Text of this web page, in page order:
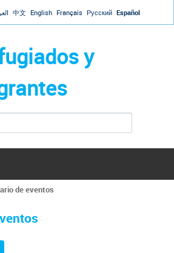
Jump to navigation
中文 English Français Русский Español
y
de eventos